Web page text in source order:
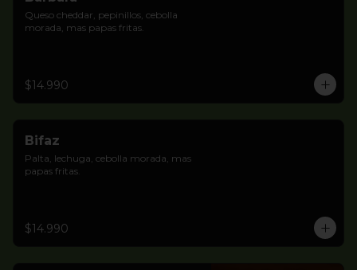
Queso cheddar, pepinillos, cebolla
morada, mas papas fritas.
$14.990
Bifaz
Palta, lechuga, cebolla morada, mas
papas fritas.
$14.990